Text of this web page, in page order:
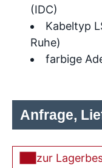
(IDC)
Kabeltyp
Ruhe)
farbige
Anfrage,
zur